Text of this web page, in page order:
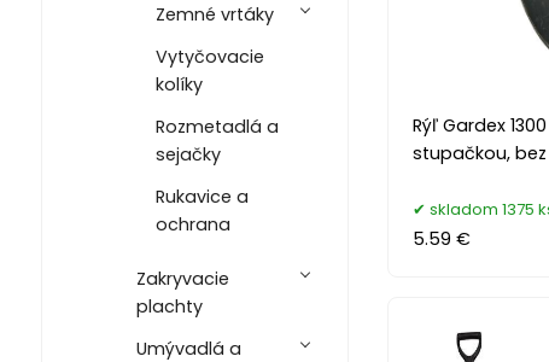
Zemné vrtáky
Vytyčovacie
kolíky
Rozmetadlá a
sejačky
Rukavice a
ochrana
Zakryvacie
plachty
Umývadlá a
Rýľ Gardex
stupačkou,
skladom 1375
5.59 €